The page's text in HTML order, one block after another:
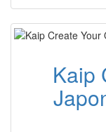
Kaip